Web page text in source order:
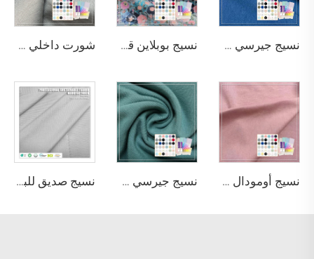
نسيج جيرسي من البامبو العضوي مضاد للبكتيريا ويزيل الروائح الكريهة بشكل طبيعي، بوزن 290 غرام/م² يتكون من 63٪ بامبو و27٪ قطن عضوي و10٪ سباندكس، مناسب لملابس التدفئة الرياضية الفاخرة نسيج بوبلاين قطني مطبوع عالي المتانة والقوة بوزن 70 جم/م²، من القطن الخالص 100%، مناسب لصنع القمصان. شورت داخلي مودال/قطن مطاطي خفيف الوزن سهل الارتداء وصديق للبيئة مقاوم للتجعد ومريح
نسيج أومودال قطن سباندكس جيرسي Ohyeah الصديق للبيئة وناعط جدًا طراز OY-103 164 غرام/م² للملابس الداخلية نسيج جيرسي من البامبو العضوي القطني المطاطي بلون النعناع الأخضر 220 جم/م² مع خصائص مضادة للبكتيريا وصديقة للبيئة للاستخدام في الملابس والملابس الرياضية نسيج صديق للبيئة ومطاطي ومقاوم للماء والشحنات الساكنة ولا ين coagul عند الغسيل، مكون من 30% بوليستر كولمكس و70% قطن سوبيما، وزنه 170 جم/م²، للاستخدام في الفراش